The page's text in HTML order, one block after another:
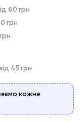
60 грн
грн
45 грн
кожне